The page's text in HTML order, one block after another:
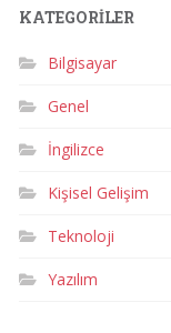
KATEGORILER
Bilgisayar
Genel
İngilizce
Kişisel Gelişim
Teknoloji
Yazılım